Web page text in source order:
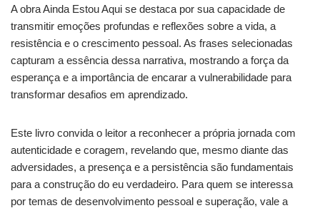
A obra Ainda Estou Aqui se destaca por sua capacidade de
transmitir emoções profundas e reflexões sobre a vida, a
resistência e o crescimento pessoal. As frases selecionadas
capturam a essência dessa narrativa, mostrando a força da
esperança e a importância de encarar a vulnerabilidade para
transformar desafios em aprendizado.
Este livro convida o leitor a reconhecer a própria jornada com
autenticidade e coragem, revelando que, mesmo diante das
adversidades, a presença e a persistência são fundamentais
para a construção do eu verdadeiro. Para quem se interessa
por temas de desenvolvimento pessoal e superação, vale a